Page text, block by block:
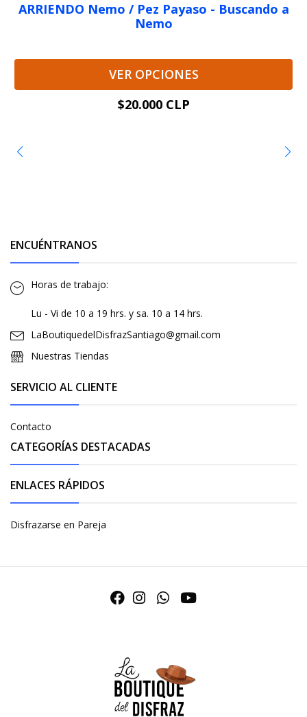
ARRIENDO Nemo / Pez Payaso - Buscando a
Nemo
VER OPCIONES
$20.000 CLP
ENCUÉNTRANOS
Horas de trabajo:
Lu - Vi de 10 a 19 hrs. y sa. 10 a 14 hrs.
LaBoutiquedelDisfrazSantiago@gmail.com
Nuestras Tiendas
SERVICIO AL CLIENTE
Contacto
CATEGORÍAS DESTACADAS
ENLACES RÁPIDOS
Disfrazarse en Pareja